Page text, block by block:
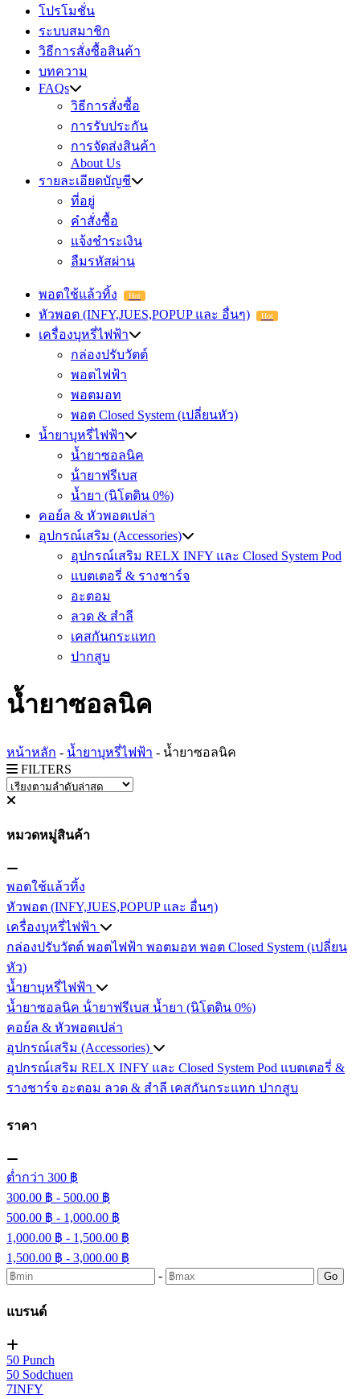
โปรโมชั่น
ระบบสมาชิก
วิธีการสั่งซื้อสินค้า
บทความ
FAQs
วิธีการสั่งซื้อ
การรับประกัน
การจัดส่งสินค้า
About Us
รายละเอียดบัญชี
ที่อยู่
คำสั่งซื้อ
แจ้งชำระเงิน
ลืมรหัสผ่าน
พอตใช้แล้วทิ้ง Hot
หัวพอต (INFY,JUES,POPUP และ อื่นๆ) Hot
เครื่องบุหรี่ไฟฟ้า
กล่องปรับวัตต์
พอตไฟฟ้า
พอตมอท
พอต Closed System (เปลี่ยนหัว)
น้ำยาบุหรี่ไฟฟ้า
น้ำยาซอลนิค
น้ํายาฟรีเบส
น้ำยา (นิโตติน 0%)
คอย์ล & หัวพอตเปล่า
อุปกรณ์เสริม (Accessories)
อุปกรณ์เสริม RELX INFY และ Closed System Pod
แบตเตอรี่ & รางชาร์จ
อะตอม
ลวด ​& สำลี
เคสกันกระแทก
ปากสูบ
น้ำยาซอลนิค
หน้าหลัก - น้ำยาบุหรี่ไฟฟ้า - น้ำยาซอลนิค
FILTERS
หมวดหมู่สินค้า
พอตใช้แล้วทิ้ง
หัวพอต (INFY,JUES,POPUP และ อื่นๆ)
เครื่องบุหรี่ไฟฟ้า
กล่องปรับวัตต์ พอตไฟฟ้า พอตมอท พอต Closed System (เปลี่ยน
หัว)
น้ำยาบุหรี่ไฟฟ้า
น้ำยาซอลนิค น้ํายาฟรีเบส น้ำยา (นิโตติน 0%)
คอย์ล & หัวพอตเปล่า
อุปกรณ์เสริม (Accessories)
อุปกรณ์เสริม RELX INFY และ Closed System Pod แบตเตอรี่ &
รางชาร์จ อะตอม ลวด ​& สำลี เคสกันกระแทก ปากสูบ
ราคา
ต่ำกว่า 300 ฿
300.00 ฿ - 500.00 ฿
500.00 ฿ - 1,000.00 ฿
1,000.00 ฿ - 1,500.00 ฿
1,500.00 ฿ - 3,000.00 ฿
-
Go
แบรนด์
50 Punch
50 Sodchuen
7INFY